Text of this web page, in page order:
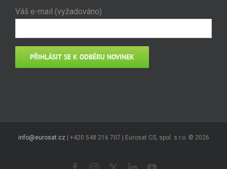
Váš e-mail (vyžadováno)
info@eurosat.cz | +420 548 216 707 | Eurosat CS, spol. s r.o. © 2026
FacebookInstagram LinkedInYouTube